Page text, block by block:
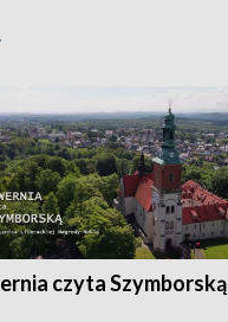
czyta Szymborską